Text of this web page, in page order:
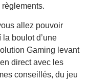
règlements.
allez pouvoir
boulot d’une
Gaming levant
direct avec les
conseillés, du jeu